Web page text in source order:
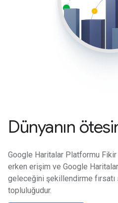
Dünyanın
Google Haritalar Platformu
erken erişim ve Google
geleceğini şekillendirme
topluluğudur.